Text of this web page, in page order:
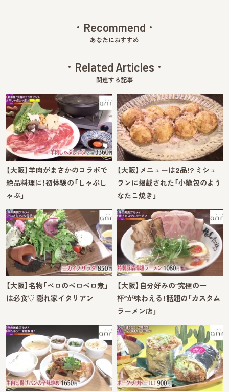
Recommend
あなたにおすすめ
Related Articles
関連する記事
【大阪】羊肉がまさかのコラボで
絶品料理に！初体験の「しゃぶし
ゃぶ」
【大阪】メニューは2品!? ミシュ
ランに掲載された「小籠包のよう
なたこ焼き」
【大阪】名物「ベロのベロベロ煮」
は必食♡ 隠れ家イタリアン
【大阪】自分好みの“究極の一
杯”が味わえる！話題の「カスタム
ラーメン店」